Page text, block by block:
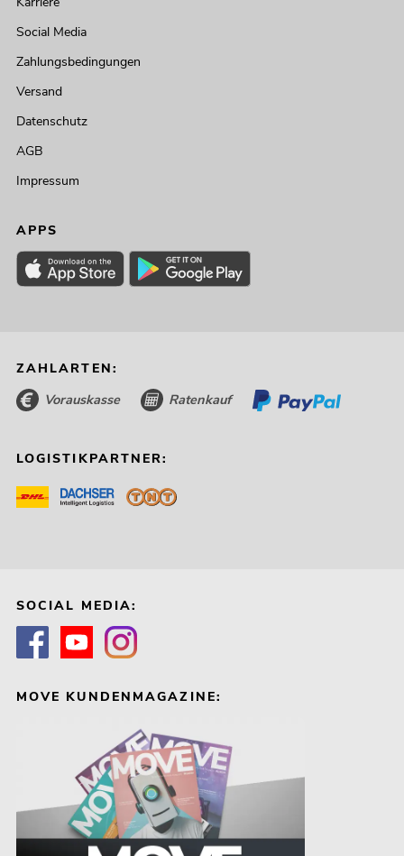
Social Media
Zahlungsbedingungen
Versand
Datenschutz
AGB
Impressum
APPS
ZAHLARTEN:
Vorauskasse Ratenkauf
LOGISTIKPARTNER:
SOCIAL MEDIA:
MOVE KUNDENMAGAZINE: